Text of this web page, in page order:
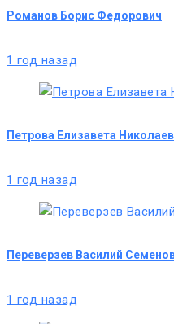
Романов Борис Федорович
1 год назад
Петрова Елизавета
1 год назад
Переверзев Василий
1 год назад